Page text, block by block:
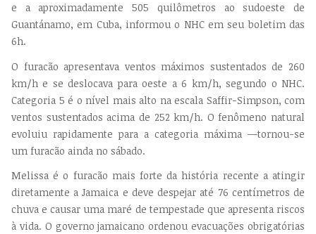
e a aproximadamente 505 quilômetros ao sudoeste de
Guantánamo, em Cuba, informou o NHC em seu boletim das
6h.
O furacão apresentava ventos máximos sustentados de 260
km/h e se deslocava para oeste a 6 km/h, segundo o NHC.
Categoria 5 é o nível mais alto na escala Saffir-Simpson, com
ventos sustentados acima de 252 km/h. O fenômeno natural
evoluiu rapidamente para a categoria máxima —tornou-se
um furacão ainda no sábado.
Melissa é o furacão mais forte da história recente a atingir
diretamente a Jamaica e deve despejar até 76 centímetros de
chuva e causar uma maré de tempestade que apresenta riscos
à vida. O governo jamaicano ordenou evacuações obrigatórias